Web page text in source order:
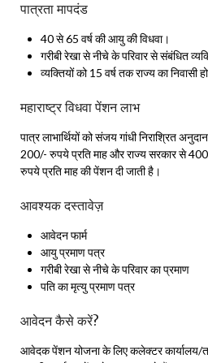
पात्रता मापदंड
40 से 65 वर्ष की आयु की विधवा।
गरीबी रेखा से नीचे के परिवार से संबंधित
व्यक्तियों को 15 वर्ष तक राज्य का निवासी
महाराष्ट्र विधवा पेंशन लाभ
पात्र लाभार्थियों को संजय गांधी निराश्रित
200/- रुपये प्रति माह और राज्य सरकार से
रुपये प्रति माह की पेंशन दी जाती है।
आवश्यक दस्तावेज़
आवेदन फार्म
आयु प्रमाण पत्र
गरीबी रेखा से नीचे के परिवार का प्रमाण
पति का मृत्यु प्रमाण पत्र
आवेदन कैसे करें?
आवेदक पेंशन योजना के लिए कलेक्टर कार्यालय/